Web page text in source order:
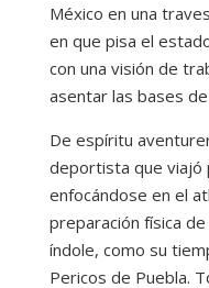
México en una
en que pisa el
con una visión de
asentar las bases
De espíritu
deportista que viajó
enfocándose en el
preparación física
índole, como su
Pericos de Puebla.